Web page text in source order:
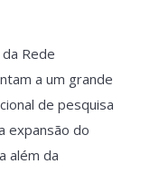
Rede
a um grande
de pesquisa
expansão do
além da